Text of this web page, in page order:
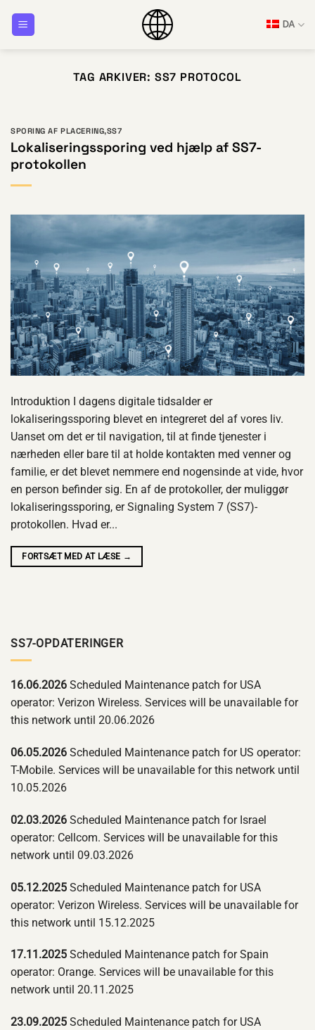
DA
TAG ARKIVER: SS7 PROTOCOL
SPORING AF PLACERING,SS7
Lokaliseringssporing ved hjælp af SS7-
protokollen
Introduktion I dagens digitale tidsalder er
lokaliseringssporing blevet en integreret del af vores liv.
Uanset om det er til navigation, til at finde tjenester i
nærheden eller bare til at holde kontakten med venner og
familie, er det blevet nemmere end nogensinde at vide, hvor
en person befinder sig. En af de protokoller, der muliggør
lokaliseringssporing, er Signaling System 7 (SS7)-
protokollen. Hvad er...
FORTSÆT MED AT LÆSE →
SS7-OPDATERINGER
16.06.2026 Scheduled Maintenance patch for USA
operator: Verizon Wireless. Services will be unavailable for
this network until 20.06.2026
06.05.2026 Scheduled Maintenance patch for US operator:
T-Mobile. Services will be unavailable for this network until
10.05.2026
02.03.2026 Scheduled Maintenance patch for Israel
operator: Cellcom. Services will be unavailable for this
network until 09.03.2026
05.12.2025 Scheduled Maintenance patch for USA
operator: Verizon Wireless. Services will be unavailable for
this network until 15.12.2025
17.11.2025 Scheduled Maintenance patch for Spain
operator: Orange. Services will be unavailable for this
network until 20.11.2025
23.09.2025 Scheduled Maintenance patch for USA